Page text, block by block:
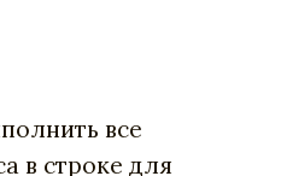
все
в строке для